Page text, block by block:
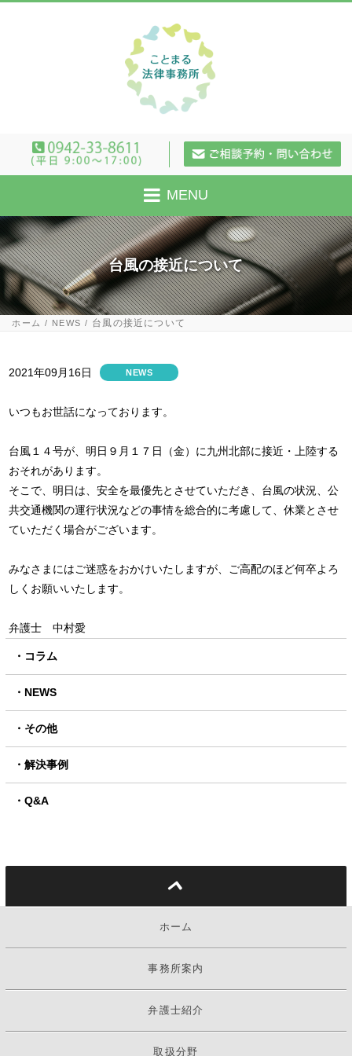
MENU
台風の接近について
ホーム NEWS 台風の接近について
2021年09月16日 NEWS
いつもお世話になっております。
台風１４号が、明日９月１７日（金）に九州北部に接近・上陸する
おそれがあります。
そこで、明日は、安全を最優先とさせていただき、台風の状況、公
共交通機関の運行状況などの事情を総合的に考慮して、休業とさせ
ていただく場合がございます。
みなさまにはご迷惑をおかけいたしますが、ご高配のほど何卒よろ
しくお願いいたします。
弁護士 中村愛
コラム
NEWS
その他
解決事例
Q&A
ホーム
事務所案内
弁護士紹介
取扱分野